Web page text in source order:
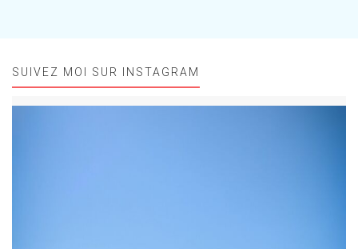
SUIVEZ MOI SUR INSTAGRAM